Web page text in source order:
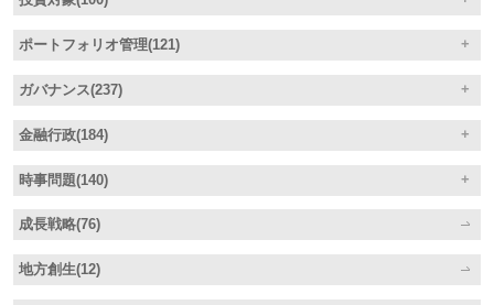
ポートフォリオ管理(121)
ガバナンス(237)
金融行政(184)
時事問題(140)
成長戦略(76)
地方創生(12)